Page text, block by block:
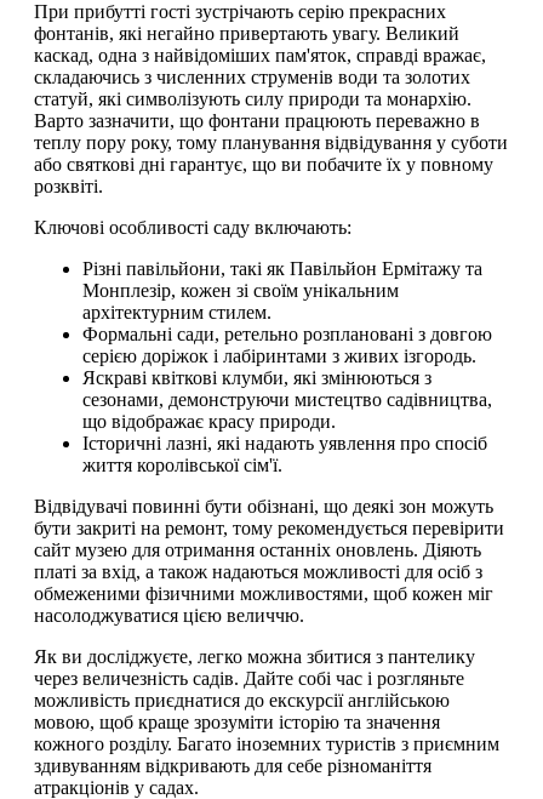
При прибутті гості зустрічають серію прекрасних
фонтанів, які негайно привертають увагу. Великий
каскад, одна з найвідоміших пам'яток, справді вражає,
складаючись з численних струменів води та золотих
статуй, які символізують силу природи та монархію.
Варто зазначити, що фонтани працюють переважно в
теплу пору року, тому планування відвідування у суботи
або святкові дні гарантує, що ви побачите їх у повному
розквіті.
Ключові особливості саду включають:
Різні павільйони, такі як Павільйон Ермітажу та
Монплезір, кожен зі своїм унікальним
архітектурним стилем.
Формальні сади, ретельно розплановані з довгою
серією доріжок і лабіринтами з живих ізгородь.
Яскраві квіткові клумби, які змінюються з
сезонами, демонструючи мистецтво садівництва,
що відображає красу природи.
Історичні лазні, які надають уявлення про спосіб
життя королівської сім'ї.
Відвідувачі повинні бути обізнані, що деякі зон можуть
бути закриті на ремонт, тому рекомендується перевірити
сайт музею для отримання останніх оновлень. Діяють
платі за вхід, а також надаються можливості для осіб з
обмеженими фізичними можливостями, щоб кожен міг
насолоджуватися цією величчю.
Як ви досліджуєте, легко можна збитися з пантелику
через величезність садів. Дайте собі час і розгляньте
можливість приєднатися до екскурсії англійською
мовою, щоб краще зрозуміти історію та значення
кожного розділу. Багато іноземних туристів з приємним
здивуванням відкривають для себе різноманіття
атракціонів у садах.